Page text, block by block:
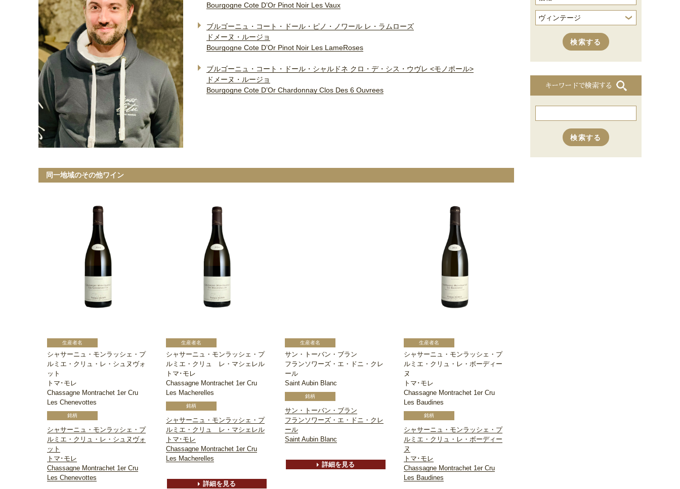
Bourgogne Cote D’Or Pinot Noir Les Vaux
ブルゴーニュ・コート・ドール・ピノ・ノワール レ・ラムローズ
ドメーヌ・ルージョ
Bourgogne Cote D’Or Pinot Noir Les LameRoses
ブルゴーニュ・コート・ドール・シャルドネ クロ・デ・シス・ウヴレ <モノポール>
ドメーヌ・ルージョ
Bourgogne Cote D’Or Chardonnay Clos Des 6 Ouvrees
同一地域のその他ワイン
シャサーニュ・モンラッシェ・プ
ルミエ・クリュ・レ・シュヌヴォ
ット
トマ･モレ
Chassagne Montrachet 1er Cru
Les Chenevottes
シャサーニュ・モンラッシェ・プ
ルミエ・クリュ・レ・シュヌヴォ
ット
トマ･モレ
Chassagne Montrachet 1er Cru
Les Chenevottes
シャサーニュ・モンラッシェ・プ
ルミエ・クリュ レ・マシェレル
トマ･モレ
Chassagne Montrachet 1er Cru
Les Macherelles
シャサーニュ・モンラッシェ・プ
ルミエ・クリュ レ・マシェレル
トマ･モレ
Chassagne Montrachet 1er Cru
Les Macherelles
詳細を見る
サン・トーバン・ブラン
フランソワーズ・エ・ドニ・クレ
ール
Saint Aubin Blanc
サン・トーバン・ブラン
フランソワーズ・エ・ドニ・クレ
ール
Saint Aubin Blanc
詳細を見る
シャサーニュ・モンラッシェ・プ
ルミエ・クリュ・レ・ボーディー
ヌ
トマ･モレ
Chassagne Montrachet 1er Cru
Les Baudines
シャサーニュ・モンラッシェ・プ
ルミエ・クリュ・レ・ボーディー
ヌ
トマ･モレ
Chassagne Montrachet 1er Cru
Les Baudines
キーワードで検索する